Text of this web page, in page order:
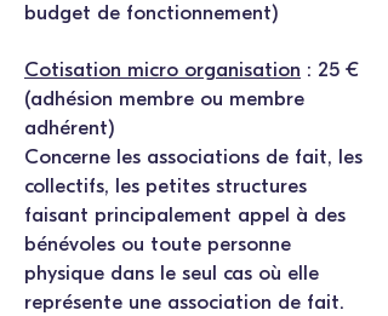
budget de fonctionnement)
Cotisation micro organisation : 25 €
(adhésion membre ou membre
adhérent)
Concerne les associations de fait, les
collectifs, les petites structures
faisant principalement appel à des
bénévoles ou toute personne
physique dans le seul cas où elle
représente une association de fait.